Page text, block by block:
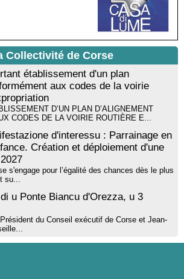
et de recherche de l’écrivaine Cécilia
de l'Edition Contemporaine - Caen /
Mare et Monti - I Fulelli
avec Lucrèce Luciani autour de son
du Niolu» - Mediateca territuriale di
Collectivité de Corse
établissement d'un plan
aux codes de la voirie
D’UN PLAN D’ALIGNEMENT
CODES DE LA VOIRIE ROUTIÈRE E...
d'interessu : Parrainage en
Création et déploiement d'une
s'engage pour l’égalité des chances dès le plus
su...
di u Ponte Biancu d'Orezza, u 3
du Conseil exécutif de Corse et Jean-